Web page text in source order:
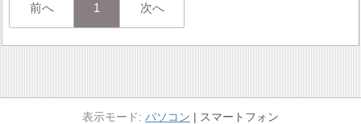
前へ 1 次へ
パソコン スマートフォン